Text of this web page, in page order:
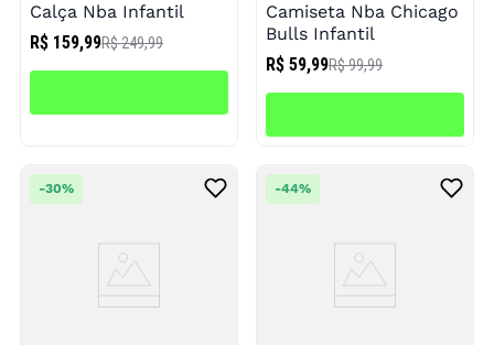
Calça Nba Infantil
R$ 159,99R$ 249,99
Camiseta Nba Chicago
Bulls Infantil
R$ 59,99R$ 99,99
-30% -44%